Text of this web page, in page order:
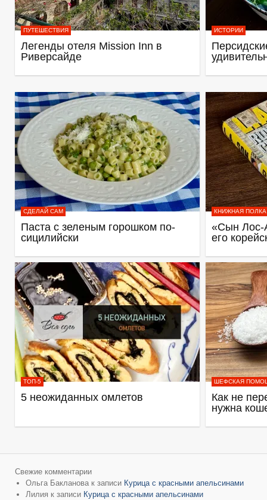
ПУТЕШЕСТВИЯ
Легенды отеля Mission Inn в
Риверсайде
ИСТОРИИ
СДЕЛАЙ САМ
Паста с зеленым горошком по-
сицилийски
КНИЖНАЯ ПОЛКА
«Сын Лос-
его
ТОП-5
5 неожиданных омлетов
ШЕФСКАЯ
Как не
нужна
Свежие комментарии
Ольга Бакланова к записи Курица с красными апельсинами
Лилия к записи Курица с красными апельсинами